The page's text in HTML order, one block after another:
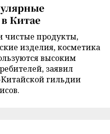
Китае
чистые продукты,
изделия, косметика
высоким
заявил
гильдии